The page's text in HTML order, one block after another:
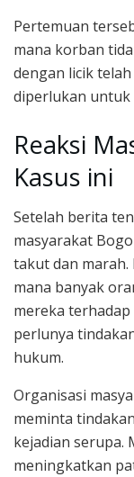
Pertemuan
mana korban
dengan licik
diperlukan untuk
Reaksi
Kasus ini
Setelah berita
masyarakat
takut dan marah.
mana banyak
mereka
perlunya
hukum.
Organisasi
meminta
kejadian serupa.
meningkatkan